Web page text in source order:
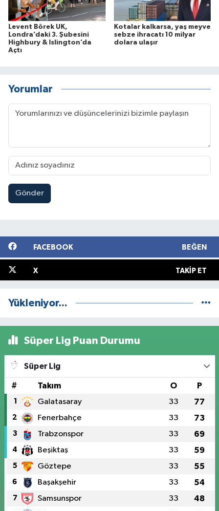
Levent Börek UK,
Londra’daki 3. Şubesini
Highbury & Islington’da
Açtı
Kotalar kalkarsa, yaş meyve
sebze ihracatı 10 milyar
dolara ulaşır
Yorumlar
Gönder
FACEBOOK BEĞEN
X TAKIP ET
Yükleniyor...
Süper Lig Puan Durumu
Süper Lig
# Takım O P
1 Galatasaray 33 77
2 Fenerbahçe 33 73
3 Trabzonspor 33 69
4 Beşiktaş 33 59
5 Göztepe 33 55
6 Başakşehir 33 54
7 Samsunspor 33 48